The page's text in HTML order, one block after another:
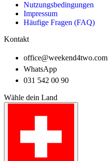
Nutzungsbedingungen
Impressum
Häufige Fragen (FAQ)
Kontakt
office@weekend4two.com
WhatsApp
031 542 00 90
Wähle dein Land